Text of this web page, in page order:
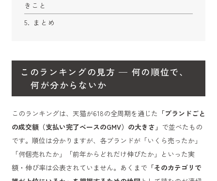
きこと
まとめ
このランキングの見方 — 何の順位で、
何が分からないか
このランキングは、天猫が618の全周期を通じた 「ブランドごと
の成交額（支払い完了ベースのGMV）の大きさ」 で並べたもの
です。順位は分かりますが、各ブランドが「いくら売ったか」
「何個売れたか」「前年からどれだけ伸びたか」といった実
額・伸び率は公表されていません。あくまで「そのカテゴリで